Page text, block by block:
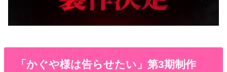
「かぐや様は告らせたい」第3期制作